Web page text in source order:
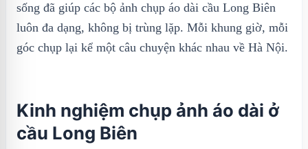
sống đã giúp các bộ ảnh chụp áo dài cầu Long Biên
luôn đa dạng, không bị trùng lặp. Mỗi khung giờ, mỗi
góc chụp lại kể một câu chuyện khác nhau về Hà Nội.
Kinh nghiệm chụp ảnh áo dài ở
cầu Long Biên